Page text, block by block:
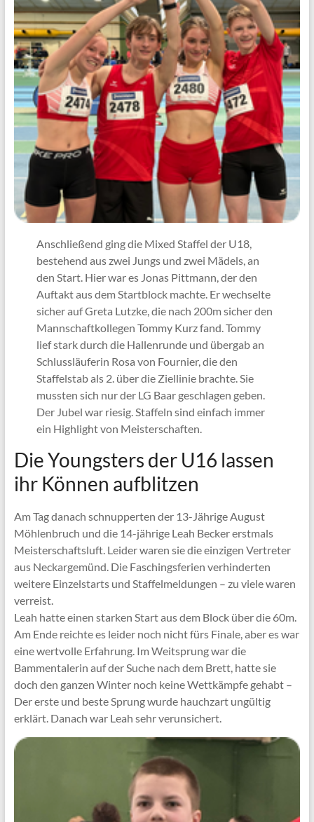
Anschließend ging die Mixed Staffel der U18,
bestehend aus zwei Jungs und zwei Mädels, an
den Start. Hier war es Jonas Pittmann, der den
Auftakt aus dem Startblock machte. Er wechselte
sicher auf Greta Lutzke, die nach 200m sicher den
Mannschaftkollegen Tommy Kurz fand. Tommy
lief stark durch die Hallenrunde und übergab an
Schlussläuferin Rosa von Fournier, die den
Staffelstab als 2. über die Ziellinie brachte. Sie
mussten sich nur der LG Baar geschlagen geben.
Der Jubel war riesig. Staffeln sind einfach immer
ein Highlight von Meisterschaften.
Die Youngsters der U16 lassen
ihr Können aufblitzen
Am Tag danach schnupperten der 13-Jährige August
Möhlenbruch und die 14-jährige Leah Becker erstmals
Meisterschaftsluft. Leider waren sie die einzigen Vertreter
aus Neckargemünd. Die Faschingsferien verhinderten
weitere Einzelstarts und Staffelmeldungen – zu viele waren
verreist.
Leah hatte einen starken Start aus dem Block über die 60m.
Am Ende reichte es leider noch nicht fürs Finale, aber es war
eine wertvolle Erfahrung. Im Weitsprung war die
Bammentalerin auf der Suche nach dem Brett, hatte sie
doch den ganzen Winter noch keine Wettkämpfe gehabt –
Der erste und beste Sprung wurde hauchzart ungültig
erklärt. Danach war Leah sehr verunsichert.